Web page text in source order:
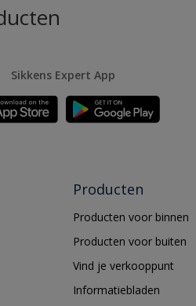
Sikkens Expert App
Producten
Producten voor binnen
Producten voor buiten
Vind je verkooppunt
Informatiebladen